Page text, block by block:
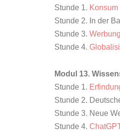
Stunde 1.
Stunde 2. In der
Stunde 3. Werbung
Stunde 4.
Modul 13.
Stunde 1.
Stunde 2.
Stunde 3. Neue
Stunde 4.